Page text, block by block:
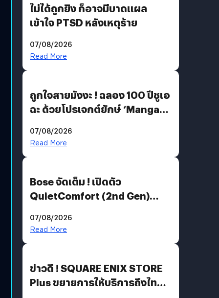
ไม่ได้ถูกยิง ก็อาจมีบาดแผล
เข้าใจ PTSD หลังเหตุร้าย
07/08/2026
Read More
ถูกใจสายมังงะ ! ฉลอง 100 ปีชูเอ
ฉะ ด้วยโปรเจกต์ยักษ์ ‘Manga
มีภาษาไทยด้วย
07/08/2026
Read More
Bose จัดเต็ม ! เปิดตัว
QuietComfort (2nd Gen)
07/08/2026
Read More
ข่าวดี ! SQUARE ENIX STORE
Plus ขยายการให้บริการถึงไทย